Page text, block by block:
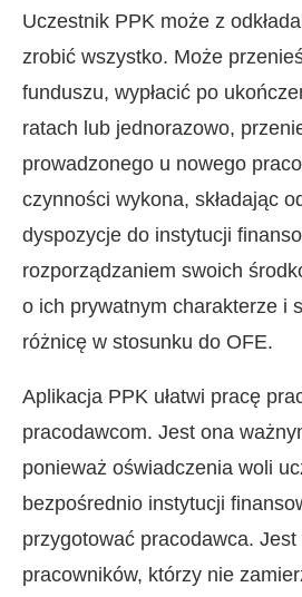
Uczestnik PPK może z
zrobić wszystko. Może
funduszu, wypłacić po
ratach lub jednorazowo,
prowadzonego u nowego
czynności wykona, składając
dyspozycje do instytucji
rozporządzaniem swoich
o ich prywatnym charakterze i
różnicę w stosunku do OFE.
Aplikacja PPK ułatwi pracę
pracodawcom. Jest ona
ponieważ oświadczenia woli
bezpośrednio instytucji
przygotować pracodawca. Jest
pracowników, którzy nie